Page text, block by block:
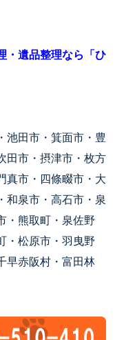
・遺品整理なら「ひ
池田市・箕面市・豊
田市・摂津市・枚方
真市・四條畷市・大
和泉市・高石市・泉
・熊取町・泉佐野
・松原市・羽曳野
早赤阪村・富田林